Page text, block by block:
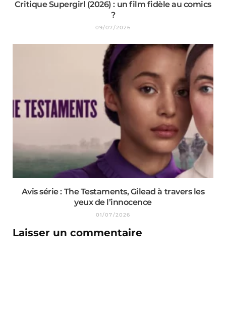
Critique Supergirl (2026) : un film fidèle au comics
?
09/07/2026
Avis série : The Testaments, Gilead à travers les
yeux de l’innocence
01/07/2026
Laisser un commentaire